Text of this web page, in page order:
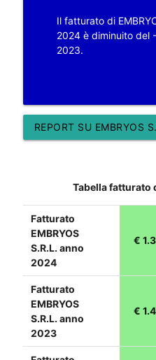
Il fatturato di
2024 è diminuito del
2023.
REPORT SU EMBRYOS
Tabella fatturato
Fatturato
EMBRYOS
S.R.L. anno
2024
€
Fatturato
EMBRYOS
S.R.L. anno
2023
€